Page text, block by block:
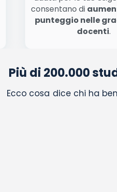
consentano di
punteggio nelle
docenti.
Più di 200.000
Ecco cosa dice chi ha